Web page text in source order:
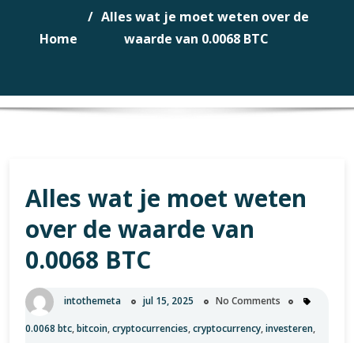
Home
Alles wat je moet weten over de
waarde van 0.0068 BTC
Alles wat je moet weten
over de waarde van
0.0068 BTC
intothemeta jul 15, 2025 No Comments
0.0068 btc,bitcoin,cryptocurrencies,cryptocurrency,investeren,